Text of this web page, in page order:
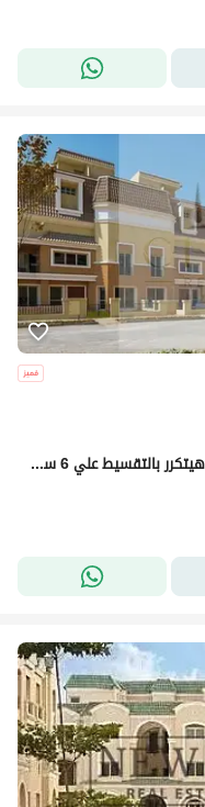
توين هاوس برايم لوكيشن بحري بسعر مش هيتكرر بالتقسيط علي 6 سنين في كمبوند سور بسور مدينتي كمبوند ساكن بالفعل ومتكامل الخدمات والمرافق